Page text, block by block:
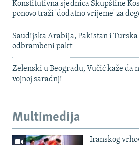
Konstitutivna sjednica Skupštine
ponovo traži 'dodatno vrijeme' za
Saudijska Arabija, Pakistan i
odbrambeni pakt
Zelenski u Beogradu, Vučić kaže da
vojnoj saradnji
Multimedija
Iranskog